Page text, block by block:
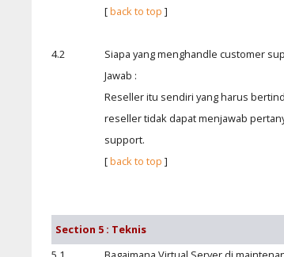
[back to top ]
4.2
Siapa yang menghandle customer
Jawab :
Reseller itu sendiri yang harus
reseller tidak dapat menjawab
support.
[back to top ]
Section 5 : Teknis